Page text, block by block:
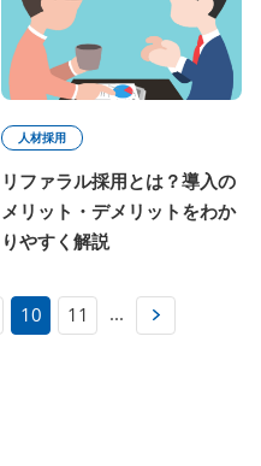
人材採用
リファラル採用とは？導入の
メリット・デメリットをわか
りやすく解説
10 11 ...